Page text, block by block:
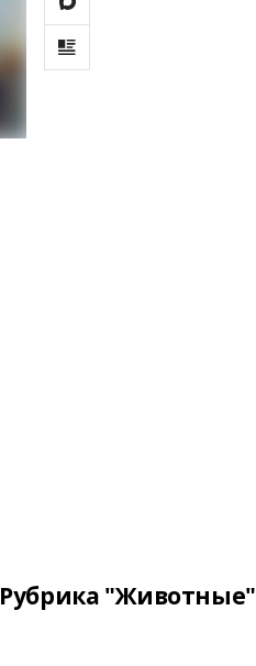
Рубрика "Животные"